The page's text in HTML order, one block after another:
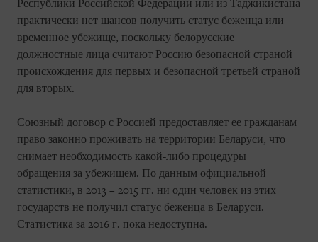
Республики Российской Федерации или из Таджикистана
практически нет шансов получить статус беженца или
временное убежище, поскольку белорусские
должностные лица считают Россию безопасной страной
происхождения для первых и безопасной третьей страной
для вторых.
Союзный договор с Россией предоставляет ее гражданам
право законно проживать на территории Беларуси, что
снимает необходимость какой-либо процедуры
обращения за убежищем. По данным официальной
статистики, в 2013 – 2015 гг. ни один человек из этих
государств не получил статус беженца в Беларуси.
Статистика за 2016 г. пока недоступна.